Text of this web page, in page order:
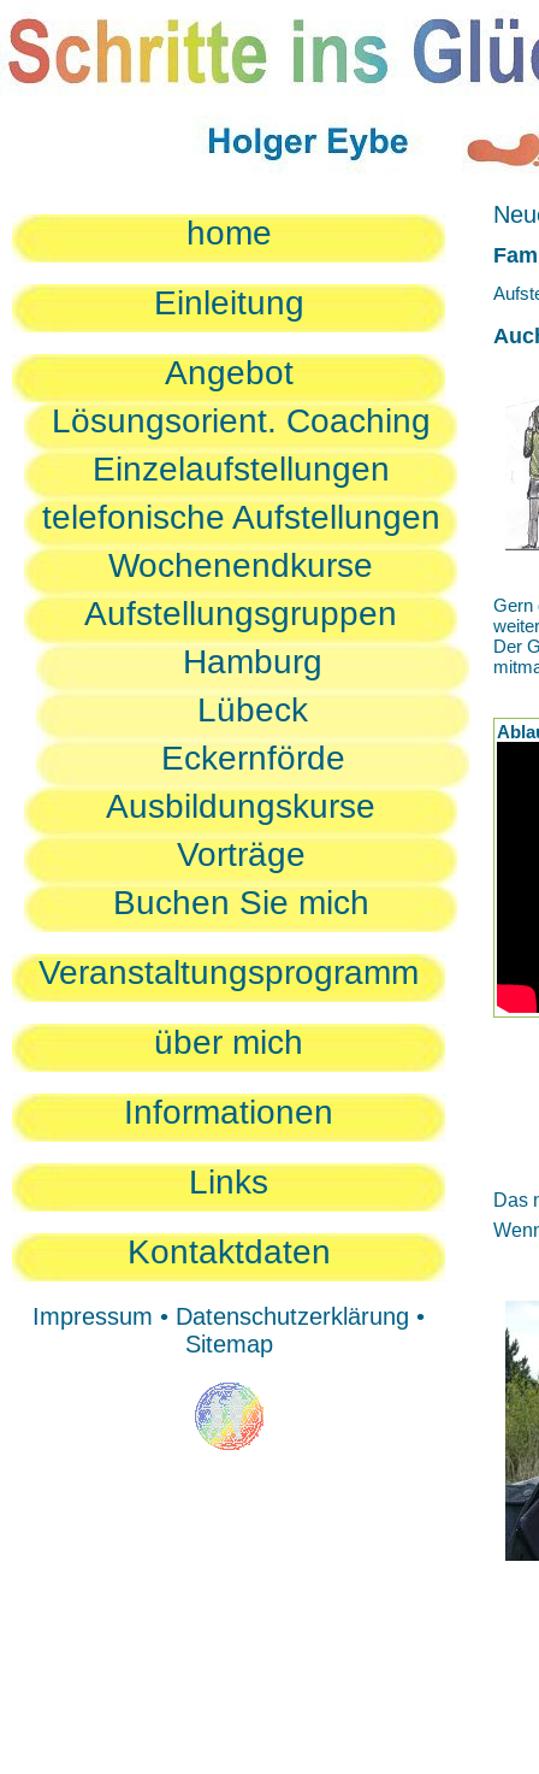
home
Einleitung
Angebot
Lösungsorient. Coaching
Einzelaufstellungen
telefonische Aufstellungen
Wochenendkurse
Aufstellungsgruppen
Hamburg
Lübeck
Eckernförde
Ausbildungskurse
Vorträge
Buchen Sie mich
Veranstaltungsprogramm
über mich
Informationen
Links
Kontaktdaten
Impressum • Datenschutzerklärung •
Sitemap
Gern
Der
Das